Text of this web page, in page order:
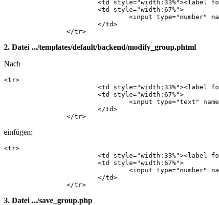
            	</tr>
2. Datei .../templates/default/backend/modify_group.phtml
Nach
<tr>
            	</tr>
einfügen:
<tr>
            	</tr>
3. Datei .../save_group.php